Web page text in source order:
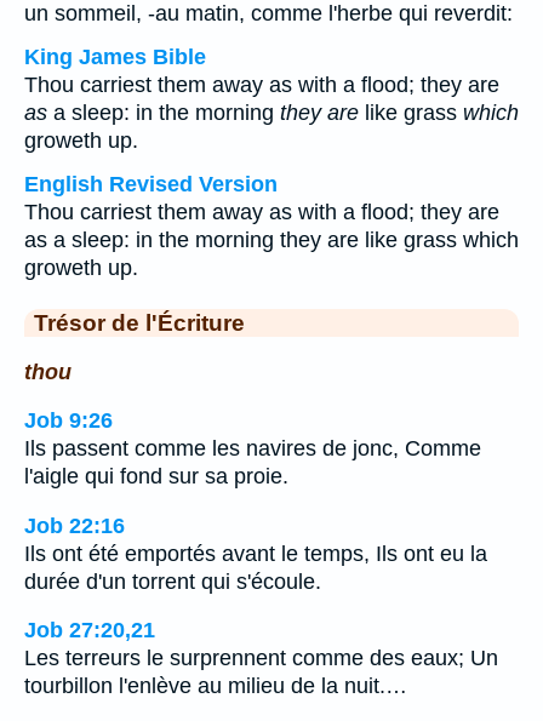
un sommeil, -au matin, comme l'herbe qui reverdit:
King James Bible
Thou carriest them away as with a flood; they are
as a sleep: in the morning they are like grass which
groweth up.
English Revised Version
Thou carriest them away as with a flood; they are
as a sleep: in the morning they are like grass which
groweth up.
Trésor de l'Écriture
thou
Job 9:26
Ils passent comme les navires de jonc, Comme
l'aigle qui fond sur sa proie.
Job 22:16
Ils ont été emportés avant le temps, Ils ont eu la
durée d'un torrent qui s'écoule.
Job 27:20,21
Les terreurs le surprennent comme des eaux; Un
tourbillon l'enlève au milieu de la nuit.…